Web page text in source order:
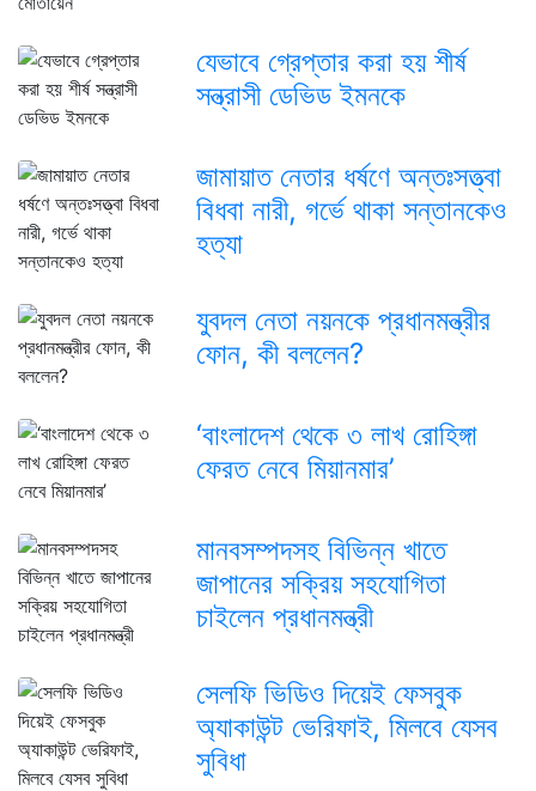
যেভাবে গ্রেপ্তার করা হয় শীর্ষ
সন্ত্রাসী ডেভিড ইমনকে
জামায়াত নেতার ধর্ষণে অন্তঃসত্ত্বা
বিধবা নারী, গর্ভে থাকা সন্তানকেও
হত্যা
যুবদল নেতা নয়নকে প্রধানমন্ত্রীর
ফোন, কী বললেন?
‘বাংলাদেশ থেকে ৩ লাখ রোহিঙ্গা
ফেরত নেবে মিয়ানমার’
মানবসম্পদসহ বিভিন্ন খাতে
জাপানের সক্রিয় সহযোগিতা
চাইলেন প্রধানমন্ত্রী
সেলফি ভিডিও দিয়েই ফেসবুক
অ্যাকাউন্ট ভেরিফাই, মিলবে যেসব
সুবিধা